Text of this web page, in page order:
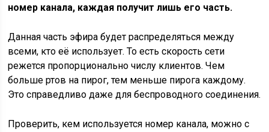
номер канала, каждая получит лишь его часть.
Данная часть эфира будет распределяться между
всеми, кто её использует. То есть скорость сети
режется пропорционально числу клиентов. Чем
больше ртов на пирог, тем меньше пирога каждому.
Это справедливо даже для беспроводного соединения.
Проверить, кем используется номер канала, можно с